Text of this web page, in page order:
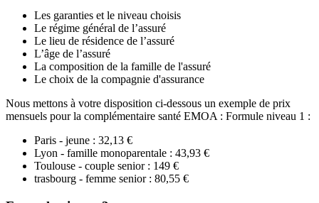
Les garanties et le niveau choisis
Le régime général de l’assuré
Le lieu de résidence de l’assuré
L’âge de l’assuré
La composition de la famille de l'assuré
Le choix de la compagnie d'assurance
Nous mettons à votre disposition ci-dessous un exemple de prix
mensuels pour la complémentaire santé EMOA : Formule niveau 1 :
Paris - jeune : 32,13 €
Lyon - famille monoparentale : 43,93 €
Toulouse - couple senior : 149 €
trasbourg - femme senior : 80,55 €